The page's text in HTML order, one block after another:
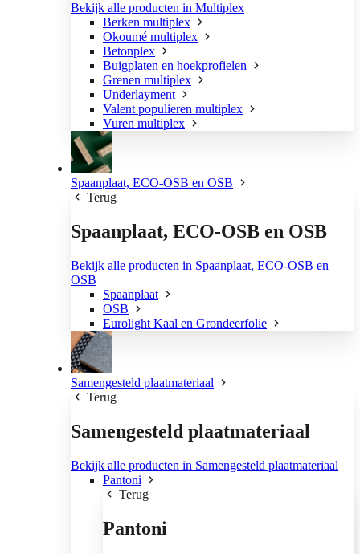
Bekijk alle producten in Multiplex
Berken multiplex
Okoumé multiplex
Betonplex
Buigplaten en hoekprofielen
Grenen multiplex
Underlayment
Valent populieren multiplex
Vuren multiplex
Spaanplaat, ECO-OSB en OSB
Terug
Spaanplaat, ECO-OSB en OSB
Bekijk alle producten in Spaanplaat, ECO-OSB en
OSB
Spaanplaat
OSB
Eurolight Kaal en Grondeerfolie
Samengesteld plaatmateriaal
Terug
Samengesteld plaatmateriaal
Bekijk alle producten in Samengesteld plaatmateriaal
Pantoni
Terug
Pantoni